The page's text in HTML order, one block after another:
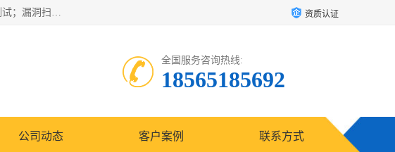
正检信服提供软件产品登记测试；科技项目验收测试；产品确认测试；功能测试；性能测试；安全测试；代码审计测试；漏洞扫描测试；渗透测试；风险评估测试；信息安全等级保护测评；双软认定；实验室建设质量体系建设；软件着作权、软件评测等服务。 资质认证
全国服务咨询热线:
18565185692
公司动态 客户案例 联系方式